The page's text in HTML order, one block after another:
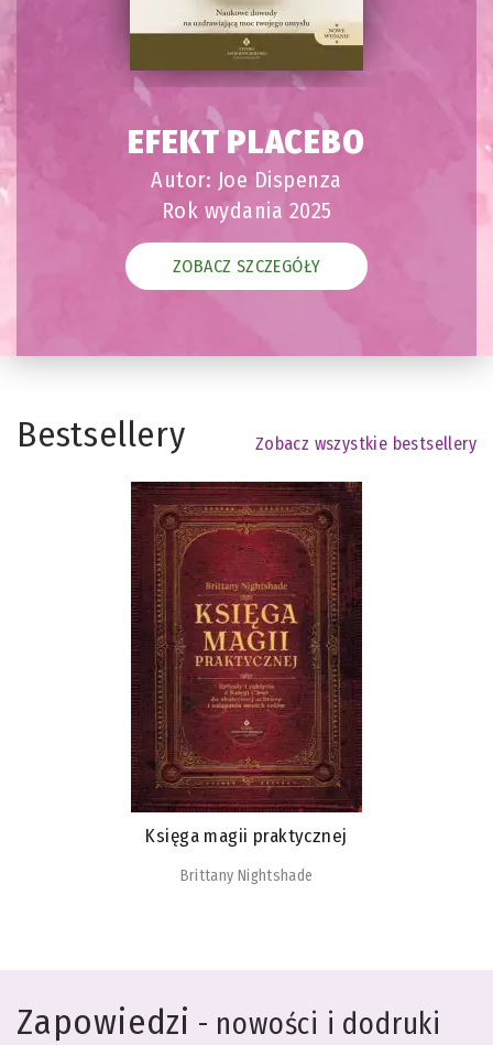
EFEKT PLACEBO
Autor: Joe Dispenza
Rok wydania 2025
ZOBACZ SZCZEGÓŁY
Bestsellery Zobacz wszystkie bestsellery
Księga magii praktycznej
Brittany Nightshade
Zapowiedzi - nowości i dodruki